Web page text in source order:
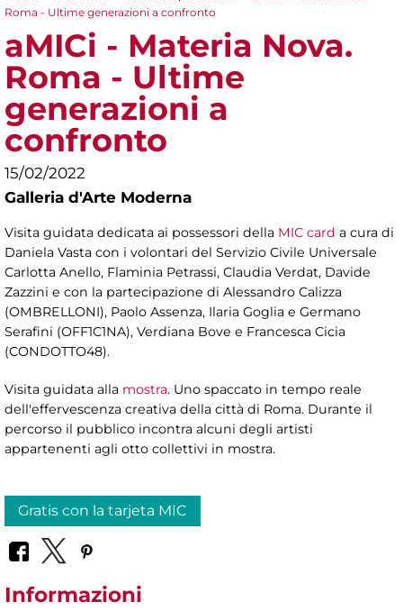
You are here
Roma - Ultime generazioni a confronto
aMICi - Materia Nova.
Roma - Ultime
generazioni a
confronto
15/02/2022
Galleria d'Arte Moderna
Visita guidata dedicata ai possessori della MIC card a cura di
Daniela Vasta con i volontari del Servizio Civile Universale
Carlotta Anello, Flaminia Petrassi, Claudia Verdat, Davide
Zazzini e con la partecipazione di Alessandro Calizza
(OMBRELLONI), Paolo Assenza, Ilaria Goglia e Germano
Serafini (OFF1C1NA), Verdiana Bove e Francesca Cicia
(CONDOTTO48).
Visita guidata alla mostra. Uno spaccato in tempo reale
dell'effervescenza creativa della città di Roma. Durante il
percorso il pubblico incontra alcuni degli artisti
appartenenti agli otto collettivi in mostra.
Gratis con la tarjeta MIC
Informazioni